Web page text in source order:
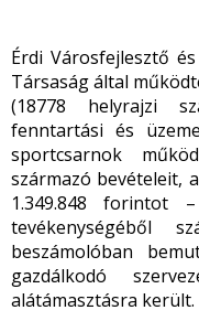
Érdi Városfejlesztő
Társaság által
(18778 helyrajzi
fenntartási és
sportcsarnok
származó bevételeit,
1.349.848 forintot
tevékenységéből
beszámolóban
gazdálkodó
alátámasztásra került.